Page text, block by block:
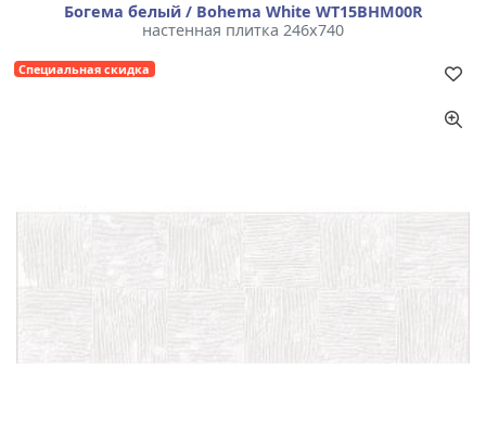
Богема белый / Bohema White WT15BHM00R
настенная плитка 246x740
Специальная скидка